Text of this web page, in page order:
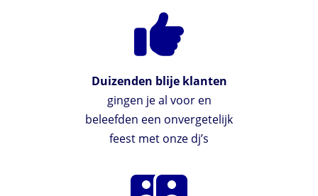
Duizenden blije klanten
gingen je al voor en
beleefden een onvergetelijk
feest met onze dj’s